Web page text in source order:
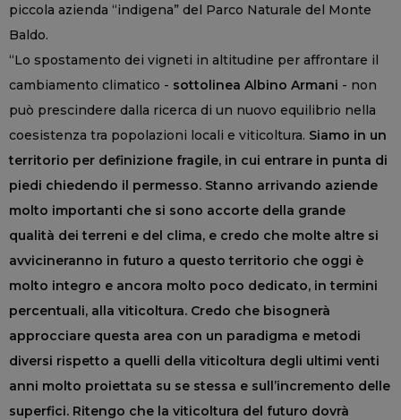
piccola azienda “indigena” del Parco Naturale del Monte
Baldo.
“Lo spostamento dei vigneti in altitudine per affrontare il
cambiamento climatico - sottolinea Albino Armani - non
può prescindere dalla ricerca di un nuovo equilibrio nella
coesistenza tra popolazioni locali e viticoltura. Siamo in un
territorio per definizione fragile, in cui entrare in punta di
piedi chiedendo il permesso. Stanno arrivando aziende
molto importanti che si sono accorte della grande
qualità dei terreni e del clima, e credo che molte altre si
avvicineranno in futuro a questo territorio che oggi è
molto integro e ancora molto poco dedicato, in termini
percentuali, alla viticoltura. Credo che bisognerà
approcciare questa area con un paradigma e metodi
diversi rispetto a quelli della viticoltura degli ultimi venti
anni molto proiettata su se stessa e sull’incremento delle
superfici. Ritengo che la viticoltura del futuro dovrà